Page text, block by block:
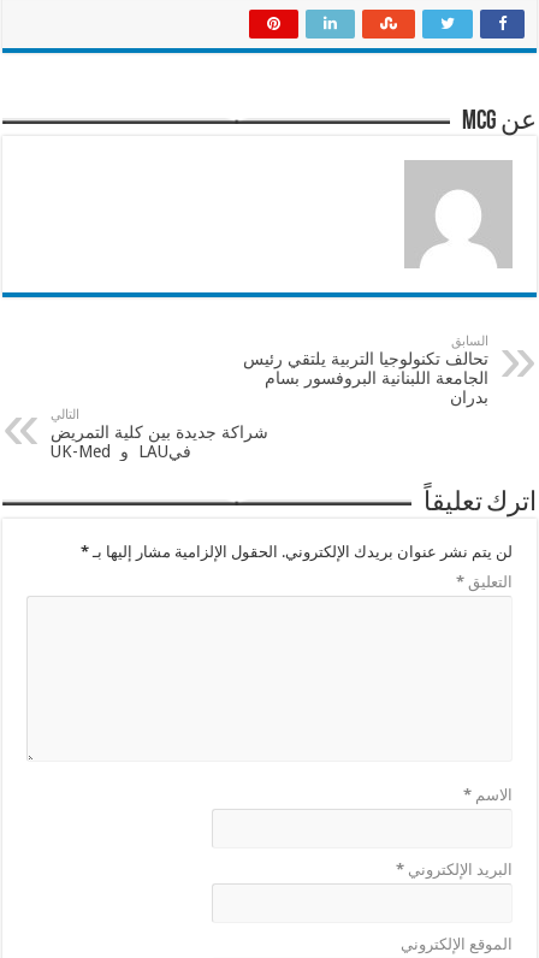
عن mcg
السابق
تحالف تكنولوجيا التربية يلتقي رئيس
الجامعة اللبنانية البروفسور بسام
بدران
التالي
شراكة جديدة بين كلية التمريض
فيLAU و UK-Med
اترك تعليقاً
لن يتم نشر عنوان بريدك الإلكتروني. الحقول الإلزامية مشار إليها بـ*
التعليق*
الاسم*
البريد الإلكتروني*
الموقع الإلكتروني